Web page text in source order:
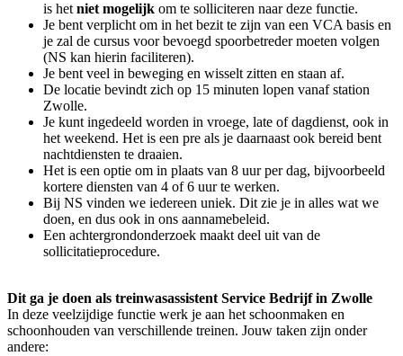
is het niet mogelijk om te solliciteren naar deze functie.
Je bent verplicht om in het bezit te zijn van een VCA basis en
je zal de cursus voor bevoegd spoorbetreder moeten volgen
(NS kan hierin faciliteren).
Je bent veel in beweging en wisselt zitten en staan af.
De locatie bevindt zich op 15 minuten lopen vanaf station
Zwolle.
Je kunt ingedeeld worden in vroege, late of dagdienst, ook in
het weekend. Het is een pre als je daarnaast ook bereid bent
nachtdiensten te draaien.
Het is een optie om in plaats van 8 uur per dag, bijvoorbeeld
kortere diensten van 4 of 6 uur te werken.
Bij NS vinden we iedereen uniek. Dit zie je in alles wat we
doen, en dus ook in ons aannamebeleid.
Een achtergrondonderzoek maakt deel uit van de
sollicitatieprocedure.
Dit ga je doen als treinwasassistent Service Bedrijf in Zwolle
In deze veelzijdige functie werk je aan het schoonmaken en
schoonhouden van verschillende treinen. Jouw taken zijn onder
andere: